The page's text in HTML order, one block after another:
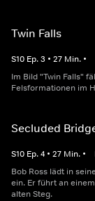
Twin Falls
S10 Ep.3 • 27 Min. •
Im Bild "Twin Falls"
Felsformationen im
Secluded
S10 Ep.4 • 27 Min. •
Bob Ross lädt in
ein. Er führt an
alten Steg.